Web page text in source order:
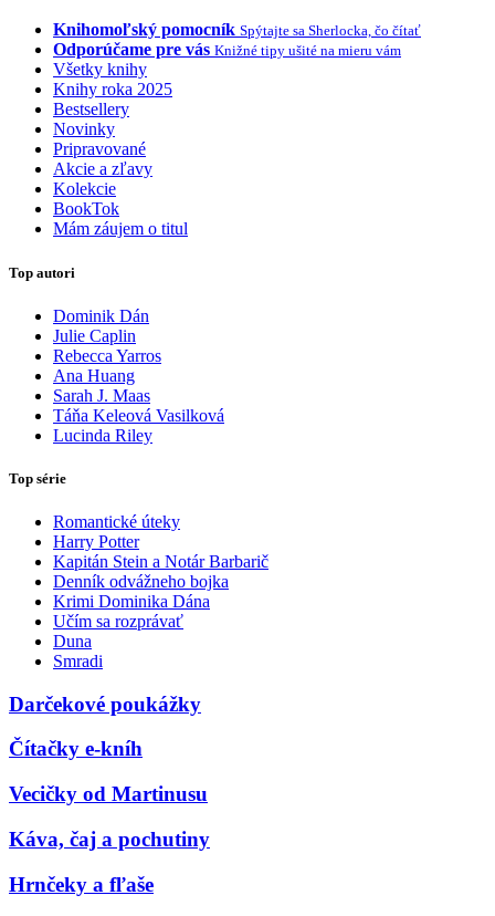
Knihomoľský pomocník Spýtajte sa Sherlocka, čo čítať
Odporúčame pre vás Knižné tipy ušité na mieru vám
Všetky knihy
Knihy roka 2025
Bestsellery
Novinky
Pripravované
Akcie a zľavy
Kolekcie
BookTok
Mám záujem o titul
Top autori
Dominik Dán
Julie Caplin
Rebecca Yarros
Ana Huang
Sarah J. Maas
Táňa Keleová Vasilková
Lucinda Riley
Top série
Romantické úteky
Harry Potter
Kapitán Stein a Notár Barbarič
Denník odvážneho bojka
Krimi Dominika Dána
Učím sa rozprávať
Duna
Smradi
Darčekové poukážky
Čítačky e-kníh
Vecičky od Martinusu
Káva, čaj a pochutiny
Hrnčeky a fľaše